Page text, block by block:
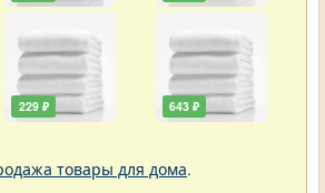
229 ₽ 643 ₽
товары для дома.